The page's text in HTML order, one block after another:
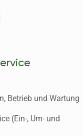
Betrieb und Wartung
(Ein-, Um- und